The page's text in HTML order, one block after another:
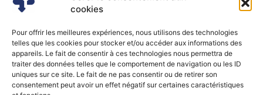
cookies
Pour offrir les meilleures expériences, nous utilisons des technologies
telles que les cookies pour stocker et/ou accéder aux informations des
appareils. Le fait de consentir à ces technologies nous permettra de
traiter des données telles que le comportement de navigation ou les ID
uniques sur ce site. Le fait de ne pas consentir ou de retirer son
consentement peut avoir un effet négatif sur certaines caractéristiques
Vie d'entreprise
Nominations
Études
Évènements